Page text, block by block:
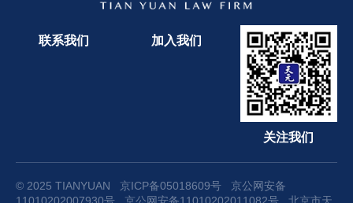
联系我们 加入我们
关注我们
© 2025 TIANYUAN 京ICP备05018609号
京公网安备
11010202007930号
京公网安备11010202011082号 北京市天